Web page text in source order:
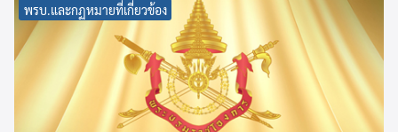
พรบ.และกฏหมายที่เกี่ยวข้อง